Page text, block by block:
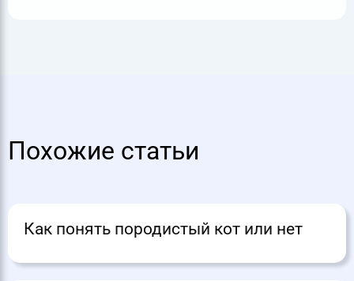
Похожие статьи
Как понять породистый кот или нет